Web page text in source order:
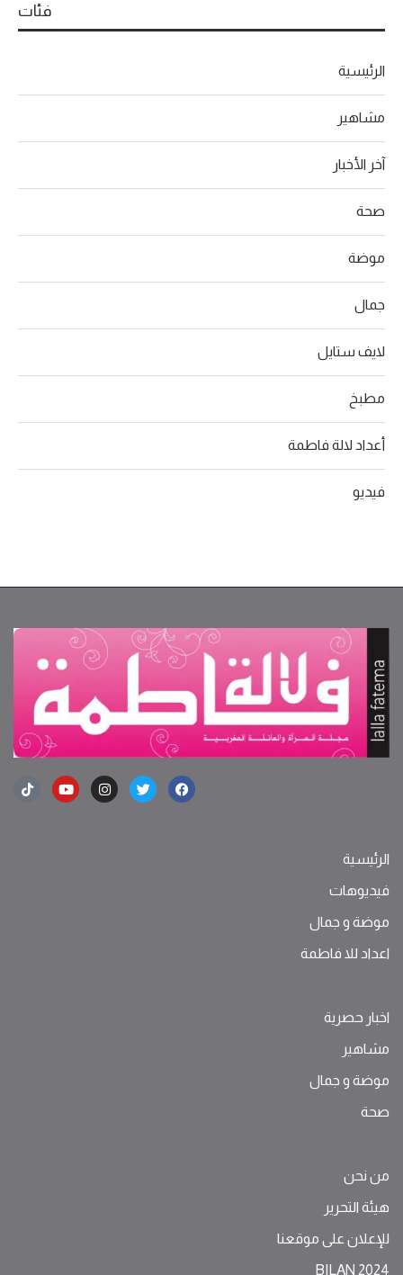
فئات
الرئيسية
مشاهير
آخر الأخبار
صحة
موضة
جمال
لايف ستايل
مطبخ
أعداد لالة فاطمة
فيديو
الرئيسية
فيديوهات
موضة ‫و‬ ‫‬‫جمال‬
اعداد للا فاطمة
اخبار حصرية
مشاهير
موضة ‫و‬ ‫‬‫جمال‬
صحة
من نحن
هيئة التحرير
للإعلان على موقعنا
BILAN 2024